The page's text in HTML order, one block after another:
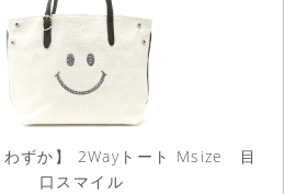
わずか】 2Wayトート Msize 目
口スマイル